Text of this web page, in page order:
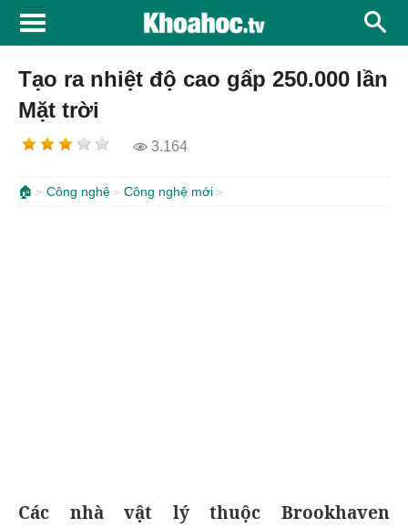
Tạo ra nhiệt độ cao gấp 250.000 lần
Mặt trời
3.164
🏠 Công nghệ Công nghệ mới
Các nhà vật lý thuộc Brookhaven